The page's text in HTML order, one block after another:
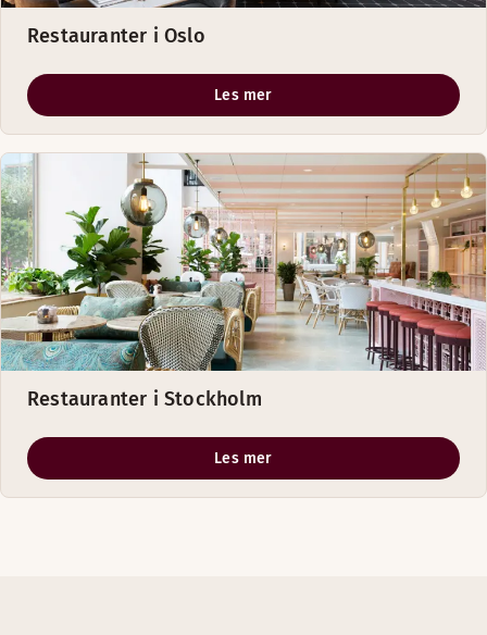
Restauranter i Oslo
Les mer
Restauranter i Stockholm
Les mer